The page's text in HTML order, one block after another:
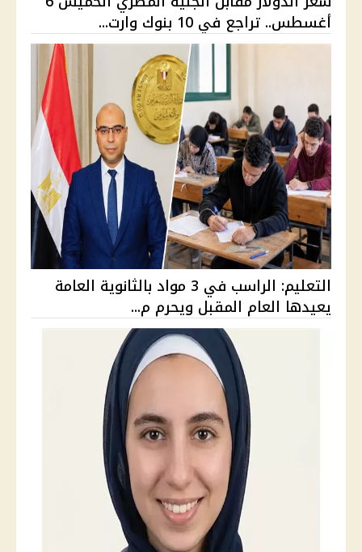
أغسطس.. تراجع في 10 بنوك وارت...
التعليم: الراسب في 3 مواد بالثانوية العامة
يعيدها العام المقبل ويحرم م...